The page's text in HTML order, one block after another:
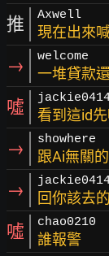
推 Axwell
現在出來
→ welcome
一堆貸款
噓 看到這id
→ showhere
跟Ai無關
→ 回你該去
噓 chao0210
誰報警